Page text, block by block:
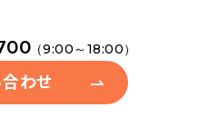
（9:00～18:00）
わせ